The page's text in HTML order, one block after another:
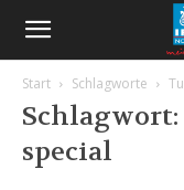
Start Schlagworte
special